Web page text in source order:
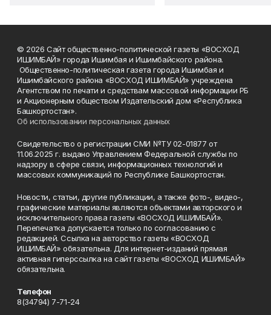
© 2026 Сайт общественно-политической газеты «ВОСХОД
ИШИМБАЙ» города Ишимбая и Ишимбайского района.
Общественно-политическая газета города Ишимбая и
Ишимбайского района «ВОСХОД ИШИМБАЙ» учреждена
Агентством по печати и средствам массовой информации РБ
и Акционерным обществом Издательский дом «Республика
Башкортостан».
Об использовании персональных данных
Свидетельство о регистрации СМИ №ТУ 02-01877 от
11.06.2025 г. выдано Управлением Федеральной службы по
надзору в сфере связи, информационных технологий и
массовых коммуникаций по Республике Башкортостан.
Новости, статьи, другие публикации, а также фото-, видео-,
графические материалы являются объектами авторского и
исключительного права газеты «ВОСХОД ИШИМБАЙ».
Перепечатка допускается только по согласованию с
редакцией. Ссылка на авторство газеты «ВОСХОД
ИШИМБАЙ» обязательна. Для интернет-изданий прямая
активная гиперссылка на сайт газеты «ВОСХОД ИШИМБАЙ»
обязательна.
Телефон
8(34794) 7-71-24